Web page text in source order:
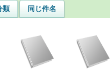
類
同じ件名